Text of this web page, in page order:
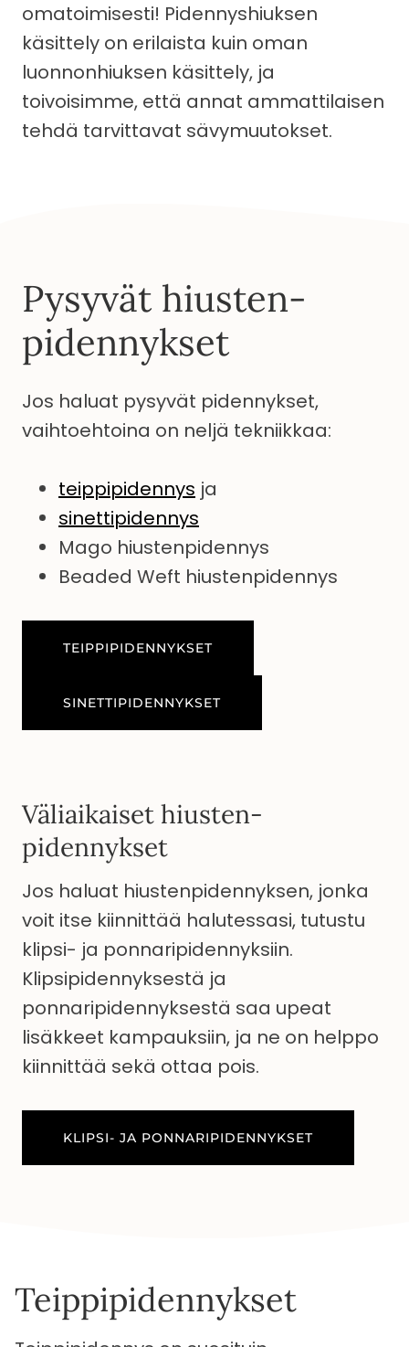
omatoimisesti! Pidennyshiuksen
käsittely on erilaista kuin oman
luonnonhiuksen käsittely, ja
toivoisimme, että annat ammattilaisen
tehdä tarvittavat sävymuutokset.
Pysyvät hiusten­
pidennykset
Jos haluat pysyvät pidennykset,
vaihtoehtoina on neljä tekniikkaa:
teippipidennys ja
sinettipidennys
Mago hiustenpidennys
Beaded Weft hiustenpidennys
TEIPPIPIDENNYKSET
SINETTIPIDENNYKSET
Väliaikaiset hiusten­
pidennykset
Jos haluat hiustenpidennyksen, jonka
voit itse kiinnittää halutessasi, tutustu
klipsi- ja ponnaripidennyksiin.
Klipsipidennyksestä ja
ponnaripidennyksestä saa upeat
lisäkkeet kampauksiin, ja ne on helppo
kiinnittää sekä ottaa pois.
KLIPSI- JA PONNARIPIDENNYKSET
Teippi­pidennykset